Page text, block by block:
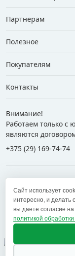
Партнерам
Полезное
Покупателям
Контакты
Внимание!
Работаем только
являются
+375 (29) 169-74-74
+375 (17) 269-
Сайт использует
интересно, и делать
вы даете согласие
политикой